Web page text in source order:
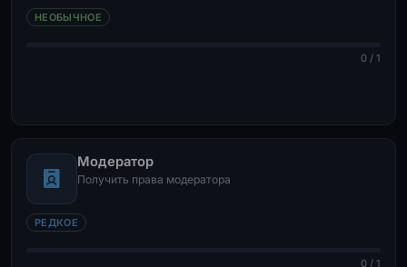
НЕОБЫЧНОЕ
0 / 1
Модератор
Получить права модератора
РЕДКОЕ
0 / 1